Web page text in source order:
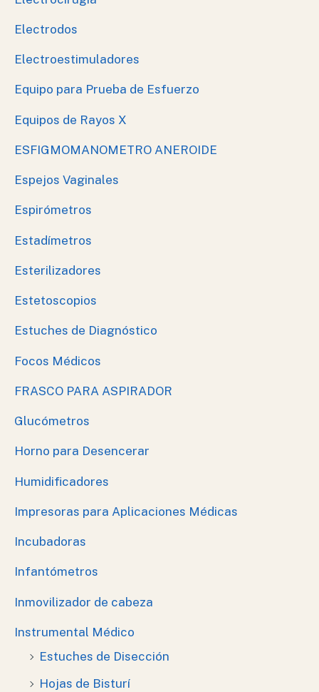
Electrodos
Electroestimuladores
Equipo para Prueba de Esfuerzo
Equipos de Rayos X
ESFIGMOMANOMETRO ANEROIDE
Espejos Vaginales
Espirómetros
Estadímetros
Esterilizadores
Estetoscopios
Estuches de Diagnóstico
Focos Médicos
FRASCO PARA ASPIRADOR
Glucómetros
Horno para Desencerar
Humidificadores
Impresoras para Aplicaciones Médicas
Incubadoras
Infantómetros
Inmovilizador de cabeza
Instrumental Médico
Estuches de Disección
Hojas de Bisturí